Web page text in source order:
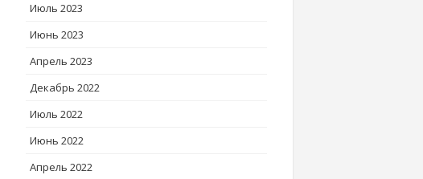
Июль 2023
Июнь 2023
Апрель 2023
Декабрь 2022
Июль 2022
Июнь 2022
Апрель 2022